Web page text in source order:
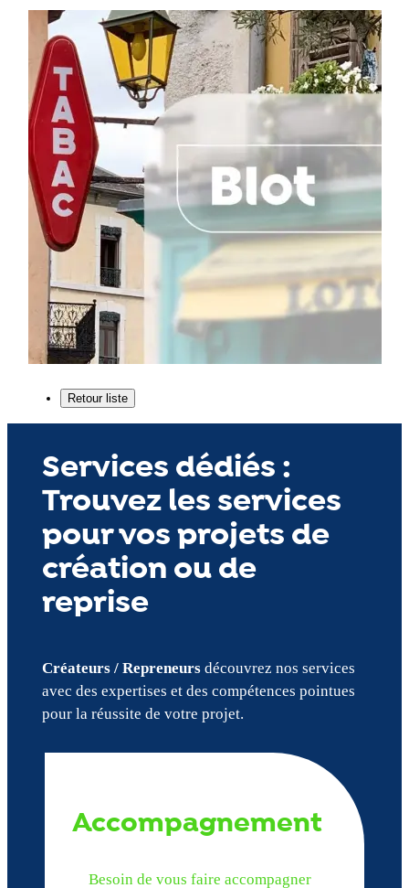
Services dédiés :
Trouvez les services
pour vos projets de
création ou de
reprise
Créateurs / Repreneursdécouvrez nos services
avec des expertises et des compétences pointues
pour la réussite de votre projet.
Accompagnement
Besoin de vous faire accompagner